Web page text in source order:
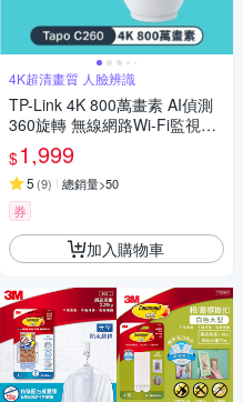
4K超清畫質 人臉辨識
TP-Link 4K 800萬畫素 AI偵測
360旋轉 無線網路Wi-Fi監視器
IPCAM(支援512G/寵物/嬰兒/長
輩/Tapo C260)
$1,999
5 (9) 總銷量>50
券
加入購物車